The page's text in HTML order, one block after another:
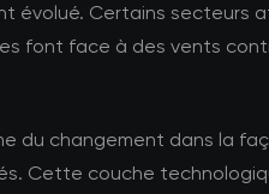
évolué. Certains secteurs
font face à des vents
du changement dans la
Cette couche